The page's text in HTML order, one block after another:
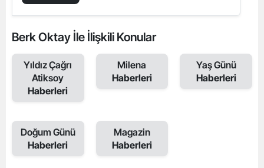
Berk Oktay İle İlişkili Konular
Yıldız Çağrı
Atiksoy
Haberleri
Milena
Haberleri
Yaş Günü
Haberleri
Doğum Günü
Haberleri
Magazin
Haberleri